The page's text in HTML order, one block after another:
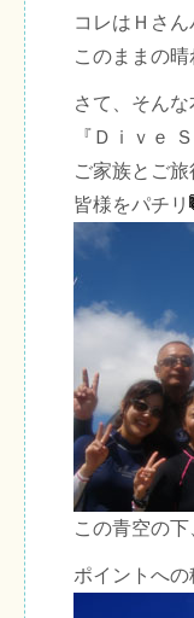
コレはＨさ
このままの
さて、そん
『Ｄｉｖｅ
ご家族とご
皆様をパチリ
この青空の
ポイントへ